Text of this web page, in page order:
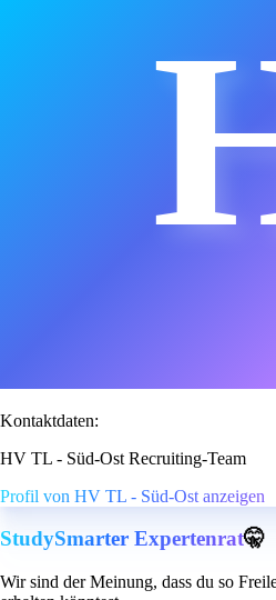
Kontaktdaten:
HV TL - Süd-Ost Recruiting-Team
Profil von HV TL - Süd-Ost anzeigen
StudySmarter Expertenrat🤫
Wir sind der Meinung, dass du so